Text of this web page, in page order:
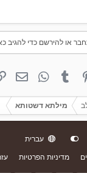
או להירשם כדי להגיב
פינטרסט Tumblr
מילתא דשטותא
עברית
מדיניות הפרטיות